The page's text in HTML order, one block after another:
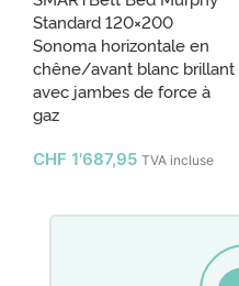
Standard 120×200
Sonoma horizontale en
chêne/avant blanc brillant
avec jambes de force à
gaz
CHF 1'687,95 TVA incluse